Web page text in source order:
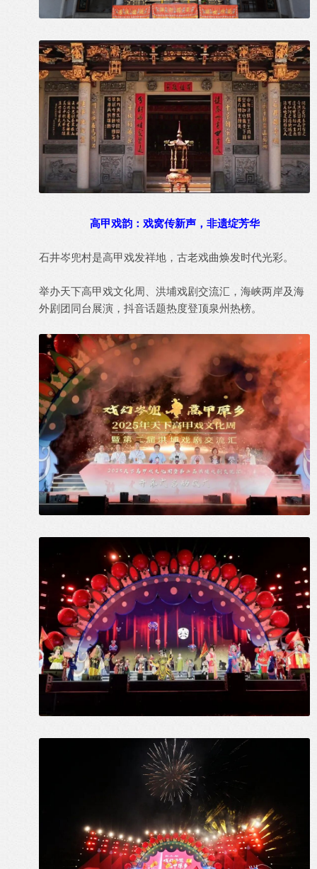
高甲戏韵：戏窝传新声，非遗绽芳华
石井岑兜村是高甲戏发祥地，古老戏曲焕发时代光彩。
举办天下高甲戏文化周、洪埔戏剧交流汇，海峡两岸及海
外剧团同台展演，抖音话题热度登顶泉州热榜。